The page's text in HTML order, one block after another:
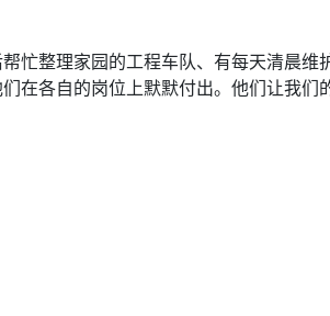
忙整理家园的工程车队、有每天清晨维
在各自的岗位上默默付出。他们让我们